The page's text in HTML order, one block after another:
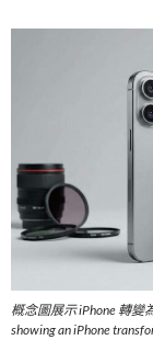
概念圖展示 iPhone 轉變
showing an iPhone